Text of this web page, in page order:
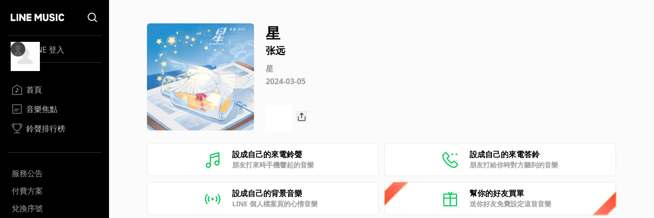
LINE 登入
首頁
音樂焦點
鈴聲排行榜
服務公告
付費方案
兌換序號
星
张远
星
2024-03-05
設成自己的來電鈴聲
朋友打來時手機響起的音樂
設成自己的來電答鈴
朋友打給你時對方聽到的音樂
設成自己的背景音樂
LINE 個人檔案頁的心情音樂
幫你的好友買單
送你好友免費設定這首音樂